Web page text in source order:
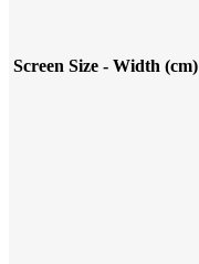
Screen Size - Width (cm)